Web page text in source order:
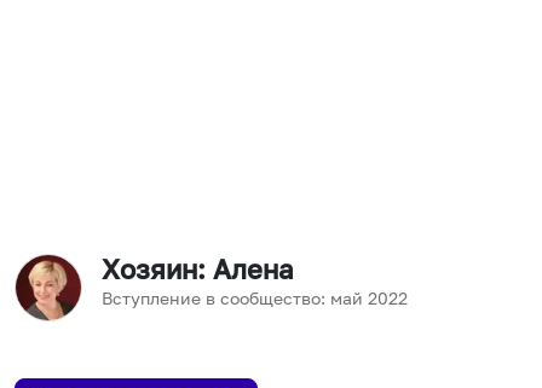
Хозяин: Алена
Вступление в сообщество: май 2022